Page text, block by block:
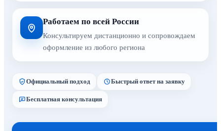
Работаем по всей России
Консультируем дистанционно и сопровождаем
оформление из любого региона
Официальный подход Быстрый ответ на заявку
Бесплатная консультация